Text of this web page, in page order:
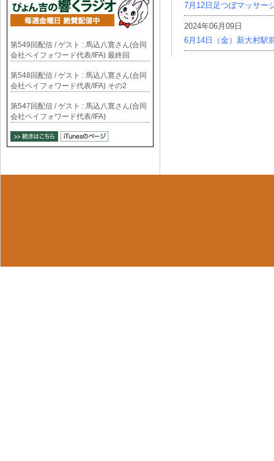
7月12日足つぼマッサー
2024年06月09日
6月14日（金）新大村駅
第549回配信 / ゲスト : 馬込八寛さん(合同
会社ペイフォワード代表/IFA) 最終回
第548回配信 / ゲスト : 馬込八寛さん(合同
会社ペイフォワード代表/IFA) その2
第547回配信 / ゲスト : 馬込八寛さん(合同
会社ペイフォワード代表/IFA)